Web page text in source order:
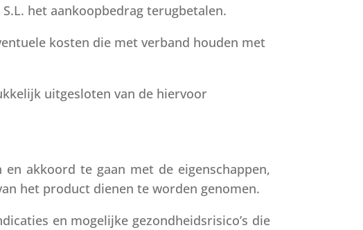
het aankoopbedrag terugbetalen.
kosten die met verband houden met
uitgesloten van de hiervoor
akkoord te gaan met de eigenschappen,
het product dienen te worden genomen.
en mogelijke gezondheidsrisico’s die